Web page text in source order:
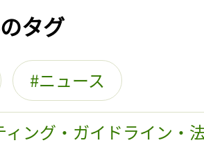
タグ
ニュース
ィング・ガイドライン・